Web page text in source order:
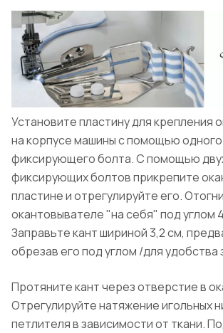
Установите пластину для крепления
на корпусе машины с помощью одного
фиксирующего болта. С помощью
фиксирующих болтов прикрепите
пластине и отрегулируйте его.
окантовывателе "на себя" под углом
Заправьте кант шириной 3,2 см,
обрезав его под углом /для удобства
Протяните кант через отверстие в
Отрегулируйте натяжение игольных
петлителя в зависимости от ткани.